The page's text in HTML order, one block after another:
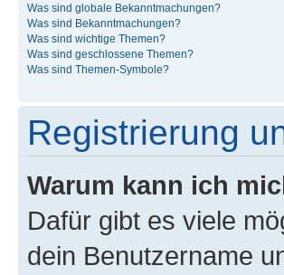
Was sind globale Bekanntmachungen?
Was sind Bekanntmachungen?
Was sind wichtige Themen?
Was sind geschlossene Themen?
Was sind Themen-Symbole?
Registrierung
Warum kann ich
Dafür gibt es viele
dein Benutzername